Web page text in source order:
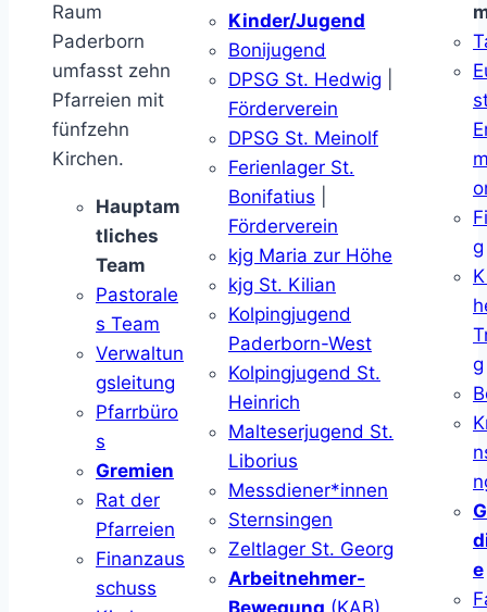
Raum
Paderborn
umfasst zehn
Pfarreien mit
fünfzehn
Kirchen.
Hauptam
tliches
Team
Pastorale
s Team
Verwaltun
gsleitung
Pfarrbüro
s
Gremien
Rat der
Pfarreien
Finanzaus
schuss
Kinder/Jugend
Bonijugend
DPSG St. Hedwig
Förderverein
DPSG St. Meinolf
Ferienlager St.
Bonifatius
Förderverein
kjg Maria zur Höhe
kjg St. Kilian
Kolpingjugend
Paderborn-West
Kolpingjugend St.
Heinrich
Malteserjugend St.
Liborius
Messdiener*innen
Sternsingen
Zeltlager St. Georg
Arbeitnehmer-
Bewegung (KAB)
g
g
e